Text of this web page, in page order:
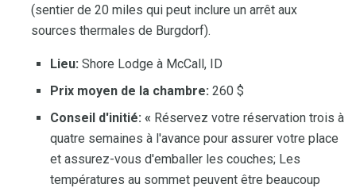
(sentier de 20 miles qui peut inclure un arrêt aux
sources thermales de Burgdorf).
Lieu: Shore Lodge à McCall, ID
Prix ​​moyen de la chambre: 260 $
Conseil d'initié: « Réservez votre réservation trois à
quatre semaines à l'avance pour assurer votre place
et assurez-vous d'emballer les couches; Les
températures au sommet peuvent être beaucoup